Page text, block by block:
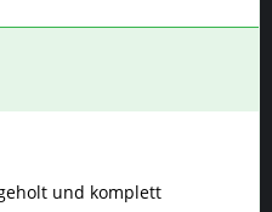
und komplett